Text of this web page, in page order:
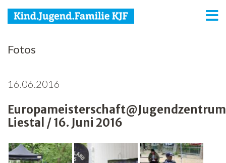
KJF
Jugend
Familie
Agenda
Fotos
16.06.2016
Europameisterschaft@Jugendzentrum
Liestal / 16. Juni 2016